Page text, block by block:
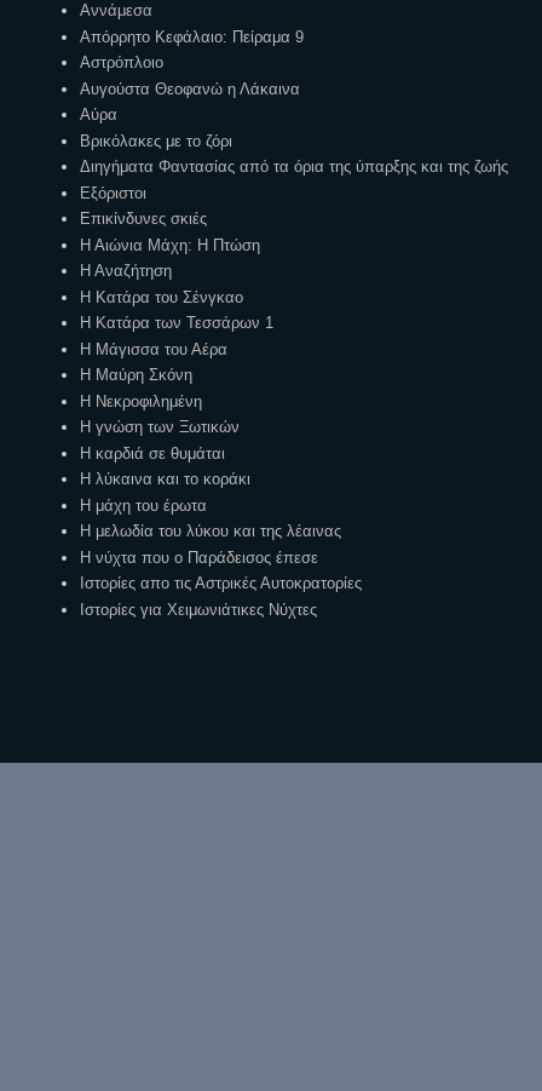
Αννάμεσα
Απόρρητο Κεφάλαιο: Πείραμα 9
Αστρόπλοιο
Αυγούστα Θεοφανώ η Λάκαινα
Αύρα
Βρικόλακες με το ζόρι
Διηγήματα Φαντασίας από τα όρια της ύπαρξης και της ζωής
Εξόριστοι
Επικίνδυνες σκιές
Η Αιώνια Μάχη: Η Πτώση
Η Αναζήτηση
Η Κατάρα του Σένγκαο
Η Κατάρα των Τεσσάρων 1
Η Μάγισσα του Αέρα
Η Μαύρη Σκόνη
Η Νεκροφιλημένη
Η γνώση των Ξωτικών
Η καρδιά σε θυμάται
Η λύκαινα και το κοράκι
Η μάχη του έρωτα
Η μελωδία του λύκου και της λέαινας
Η νύχτα που ο Παράδεισος έπεσε
Ιστορίες απο τις Αστρικές Αυτοκρατορίες
Ιστορίες για Χειμωνιάτικες Νύχτες